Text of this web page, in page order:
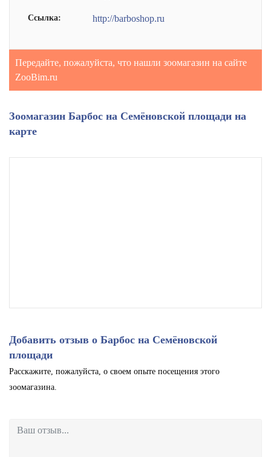
Ссылка: http://barboshop.ru
Передайте, пожалуйста, что нашли зоомагазин на сайте
ZooBim.ru
Зоомагазин Барбос на Семёновской площади на
карте
Добавить отзыв о Барбос на Семёновской
площади
Расскажите, пожалуйста, о своем опыте посещения этого
зоомагазина.